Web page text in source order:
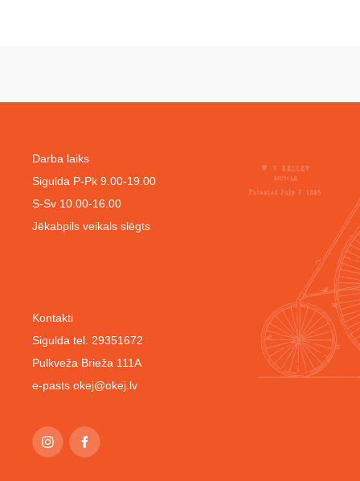
Kontakti
Sigulda tel. 29351672
Pulkveža Brieža 111A
e-pasts okej@okej.lv
Darba laiks
Sigulda P-Pk 9.00-19.00
S-Sv 10.00-16.00
Jēkabpils veikals slēgts